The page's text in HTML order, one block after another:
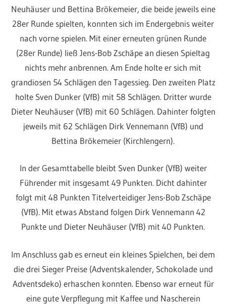
Neuhäuser und Bettina Brökemeier, die beide jeweils eine
28er Runde spielten, konnten sich im Endergebnis weiter
nach vorne spielen. Mit einer erneuten grünen Runde
(28er Runde) ließ Jens-Bob Zschäpe an diesen Spieltag
nichts mehr anbrennen. Am Ende holte er sich mit
grandiosen 54 Schlägen den Tagessieg. Den zweiten Platz
holte Sven Dunker (VfB) mit 58 Schlägen. Dritter wurde
Dieter Neuhäuser (VfB) mit 60 Schlägen. Dahinter folgten
jeweils mit 62 Schlägen Dirk Vennemann (VfB) und
Bettina Brökemeier (Kirchlengern).
In der Gesamttabelle bleibt Sven Dunker (VfB) weiter
Führender mit insgesamt 49 Punkten. Dicht dahinter
folgt mit 48 Punkten Titelverteidiger Jens-Bob Zschäpe
(VfB). Mit etwas Abstand folgen Dirk Vennemann 42
Punkte und Dieter Neuhäuser (VfB) mit 40 Punkten.
Im Anschluss gab es erneut ein kleines Spielchen, bei dem
die drei Sieger Preise (Adventskalender, Schokolade und
Adventsdeko) erhaschen konnten. Ebenso war erneut für
eine gute Verpflegung mit Kaffee und Nascherein